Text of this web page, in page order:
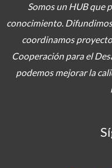
Somos un HUB que
conocimiento.
coordinamos
Cooperación para el
podemos mejorar la